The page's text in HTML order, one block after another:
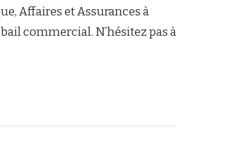
Affaires et Assurances à
commercial. N’hésitez pas à